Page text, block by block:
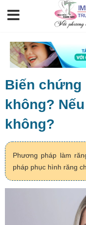
Biến chứng
không?
không?
Phương pháp làm
pháp phục hình răng